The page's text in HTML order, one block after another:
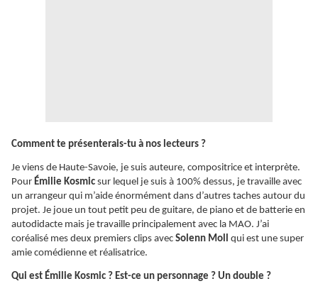
Comment te présenterais-tu à nos lecteurs ?
Je viens de Haute-Savoie, je suis auteure, compositrice et interprète.
Pour Émilie Kosmic sur lequel je suis à 100% dessus, je travaille avec
un arrangeur qui m’aide énormément dans d’autres taches autour du
projet. Je joue un tout petit peu de guitare, de piano et de batterie en
autodidacte mais je travaille principalement avec la MAO. J’ai
coréalisé mes deux premiers clips avec Solenn Moll qui est une super
amie comédienne et réalisatrice.
Qui est Émilie Kosmic ? Est-ce un personnage ? Un double ?